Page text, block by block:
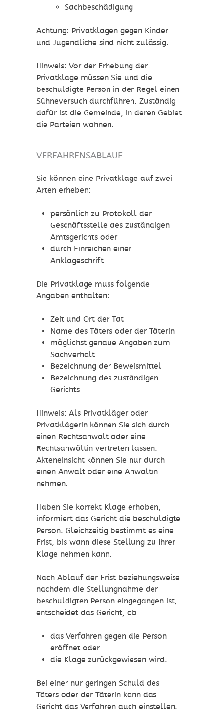
Sachbeschädigung
Achtung: Privatklagen gegen Kinder
und Jugendliche sind nicht zulässig.
Hinweis: Vor der Erhebung der
Privatklage müssen Sie und die
beschuldigte Person in der Regel einen
Sühneversuch durchführen. Zuständig
dafür ist die Gemeinde, in deren Gebiet
die Parteien wohnen.
VERFAHRENSABLAUF
Sie können eine Privatklage auf zwei
Arten erheben:
persönlich zu Protokoll der
Geschäftsstelle des zuständigen
Amtsgerichts oder
durch Einreichen einer
Anklageschrift
Die Privatklage muss folgende
Angaben enthalten:
Zeit und Ort der Tat
Name des Täters oder der Täterin
möglichst genaue Angaben zum
Sachverhalt
Bezeichnung der Beweismittel
Bezeichnung des zuständigen
Gerichts
Hinweis: Als Privatkläger oder
Privatklägerin können Sie sich durch
einen Rechtsanwalt oder eine
Rechtsanwältin vertreten lassen.
Akteneinsicht können Sie nur durch
einen Anwalt oder eine Anwältin
nehmen.
Haben Sie korrekt Klage erhoben,
informiert das Gericht die beschuldigte
Person. Gleichzeitig bestimmt es eine
Frist, bis wann diese Stellung zu Ihrer
Klage nehmen kann.
Nach Ablauf der Frist beziehungsweise
nachdem die Stellungnahme der
beschuldigten Person eingegangen ist,
entscheidet das Gericht, ob
das Verfahren gegen die Person
eröffnet oder
die Klage zurückgewiesen wird.
Bei einer nur geringen Schuld des
Täters oder der Täterin kann das
Gericht das Verfahren auch einstellen.